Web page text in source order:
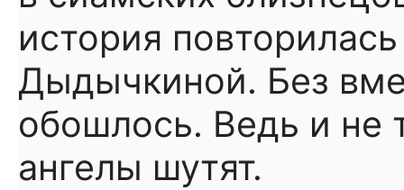
история
Дыдычкиной. Без
обошлось. Ведь и не
ангелы шутят.